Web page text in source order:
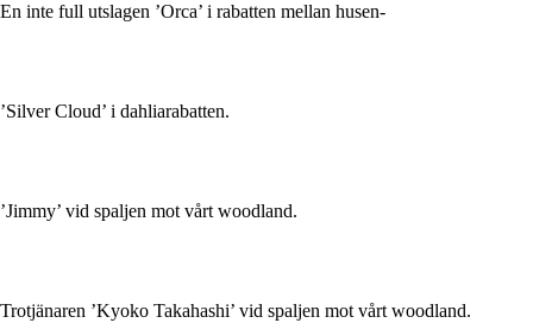
En inte full utslagen ’Orca’ i rabatten mellan husen-
’Silver Cloud’ i dahliarabatten.
’Jimmy’ vid spaljen mot vårt woodland.
Trotjänaren ’Kyoko Takahashi’ vid spaljen mot vårt woodland.